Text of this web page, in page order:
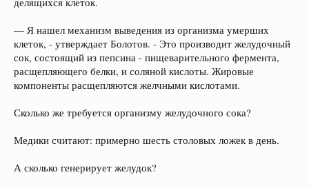
— Я нашел механизм выведения из организма умерших
клеток, - утверждает Болотов. - Это производит желудочный
сок, состоящий из пепсина - пищеварительного фермента,
расщепляющего белки, и соляной кислоты. Жировые
компоненты расщепляются желчными кислотами.
Сколько же требуется организму желудочного сока?
Медики считают: примерно шесть столовых ложек в день.
А сколько генерирует желудок?